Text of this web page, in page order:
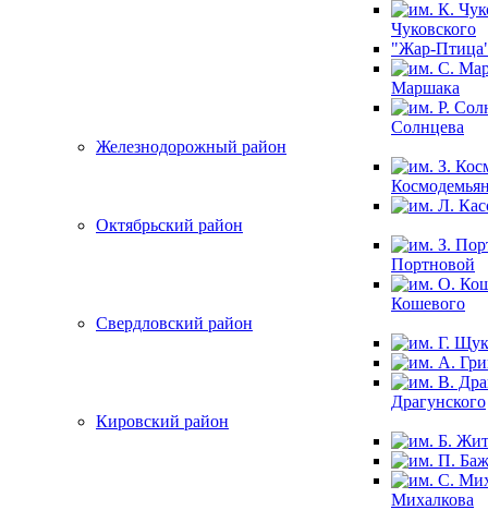
Чуковского
"Жар-
Маршака
Солнцева
Железнодорожный район
Октябрьский район
Портновой
Кошевого
Свердловский район
Драгунского
Кировский район
Михалкова